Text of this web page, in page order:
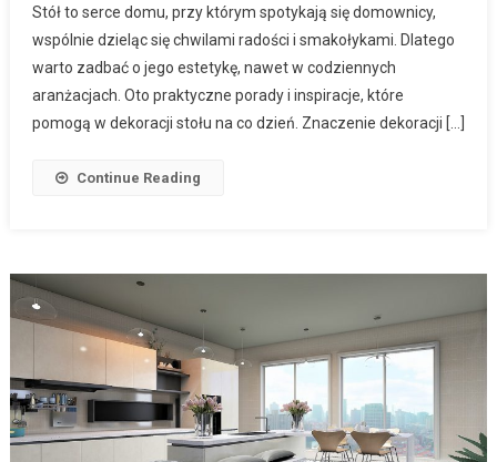
Stół to serce domu, przy którym spotykają się domownicy,
wspólnie dzieląc się chwilami radości i smakołykami. Dlatego
warto zadbać o jego estetykę, nawet w codziennych
aranżacjach. Oto praktyczne porady i inspiracje, które
pomogą w dekoracji stołu na co dzień. Znaczenie dekoracji […]
Continue Reading